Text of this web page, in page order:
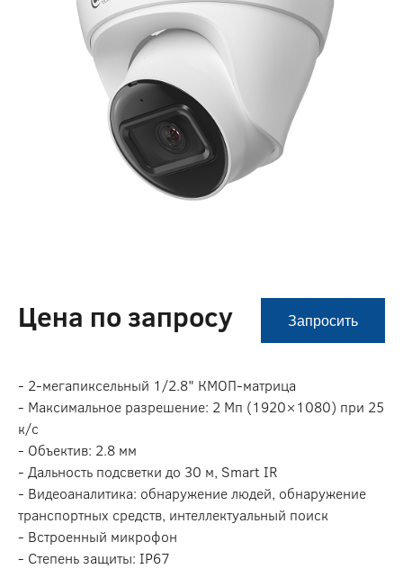
Цена по запросу Запросить
- 2-мегапиксельный 1/2.8" КMOП-матрица
- Максимальное разрешение: 2 Мп (1920×1080) при 25
к/с
- Объектив: 2.8 мм
- Дальность подсветки до 30 м, Smart IR
- Видеоаналитика: обнаружение людей, обнаружение
транспортных средств, интеллектуальный поиск
- Встроенный микрофон
- Степень защиты: IP67